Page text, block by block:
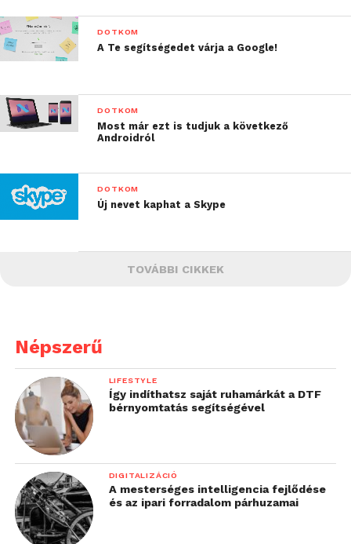
DOTKOM
A Te segítségedet várja a Google!
DOTKOM
Most már ezt is tudjuk a következő
Androidról
DOTKOM
Új nevet kaphat a Skype
TOVÁBBI CIKKEK
Népszerű
LIFESTYLE
Így indíthatsz saját ruhamárkát a DTF
bérnyomtatás segítségével
DIGITALIZÁCIÓ
A mesterséges intelligencia fejlődése
és az ipari forradalom párhuzamai